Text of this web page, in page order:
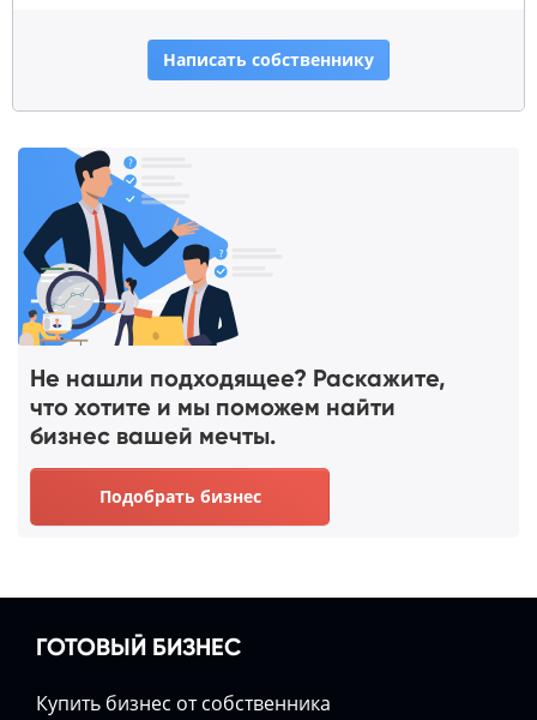
Написать собственнику
Не нашли подходящее? Раскажите,
что хотите и мы поможем найти
бизнес вашей мечты.
Подобрать бизнес
ГОТОВЫЙ БИЗНЕС
Купить бизнес от собственника